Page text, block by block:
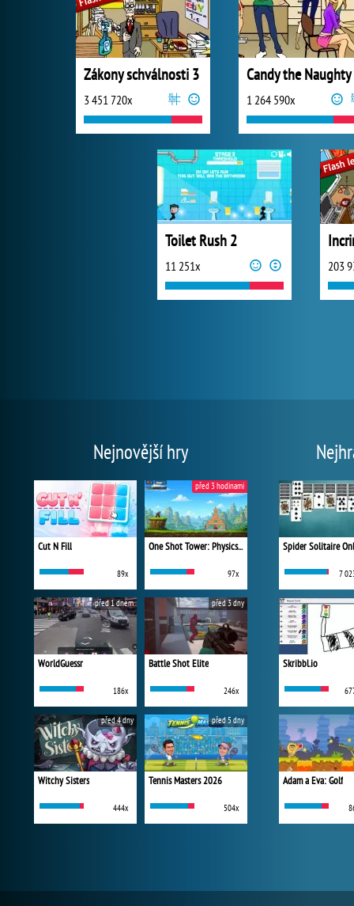
Zákony schválnosti 3
3 451 720x 1 264 590x
Toilet Rush 2
11 251x 203
Nejnovější hry
Cut N Fill
89x
One Shot Tower: Physics Destroyer
97x
před 3 hodinami
WorldGuessr
186x
před 1 dnem
Battle Shot Elite
246x
před 3 dny
Witchy Sisters
444x
před 4 dny
Tennis Masters 2026
504x
před 5 dny
Spider Solitaire
7
Skribbl.io
Adam a Eva: Golf